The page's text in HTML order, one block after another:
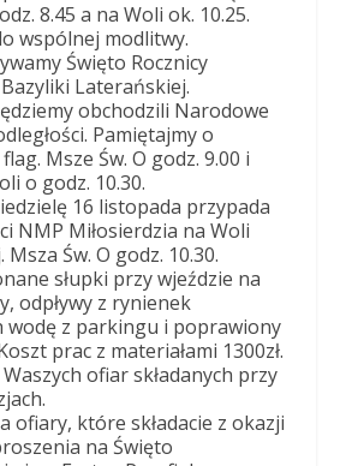
8.45 a na Woli ok. 10.25.
wspólnej modlitwy.
Święto Rocznicy
Laterańskiej.
obchodzili Narodowe
Pamiętajmy o
Msze Św. O godz. 9.00 i
o godz. 10.30.
16 listopada przypada
NMP Miłosierdzia na Woli
Św. O godz. 10.30.
słupki przy wjeździe na
odpływy z rynienek
wodę z parkingu i poprawiony
prac z materiałami 1300zł.
Waszych ofiar składanych przy
ofiary, które składacie z okazji
na Święto